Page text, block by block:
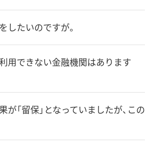
したいのですが。
用できない金融機関はあります
「留保」となっていましたが、この